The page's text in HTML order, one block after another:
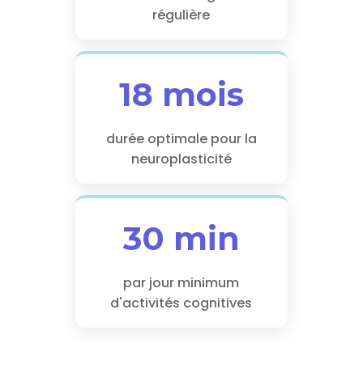
régulière
18 mois
durée optimale pour la
neuroplasticité
30 min
par jour minimum
d'activités cognitives